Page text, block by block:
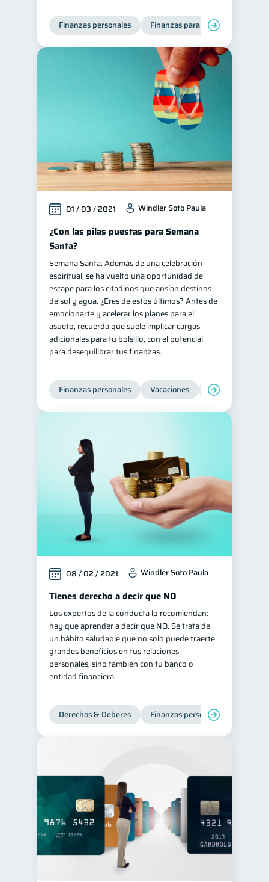
Finanzas personales Finanzas para mujeres
01 / 03 / 2021 Windler Soto Paula
¿Con las pilas puestas para Semana
Santa?
Semana Santa. Además de una celebración
espiritual, se ha vuelto una oportunidad de
escape para los citadinos que ansían destinos
de sol y agua. ¿Eres de estos últimos? Antes de
emocionarte y acelerar los planes para el
asueto, recuerda que suele implicar cargas
adicionales para tu bolsillo, con el potencial
para desequilibrar tus finanzas.
Finanzas personales Vacaciones Organización
08 / 02 / 2021 Windler Soto Paula
Tienes derecho a decir que NO
Los expertos de la conducta lo recomiendan:
hay que aprender a decir que NO. Se trata de
un hábito saludable que no solo puede traerte
grandes beneficios en tus relaciones
personales, sino también con tu banco o
entidad financiera.
Derechos & Deberes Finanzas personales